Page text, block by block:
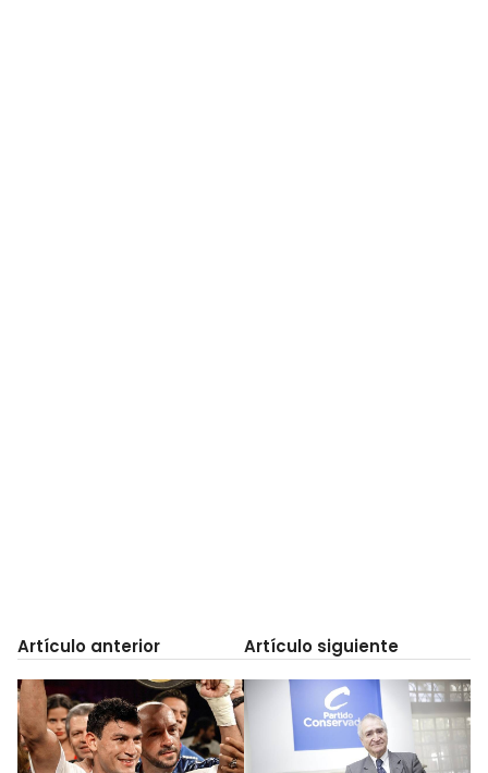
Artículo anterior Artículo siguiente